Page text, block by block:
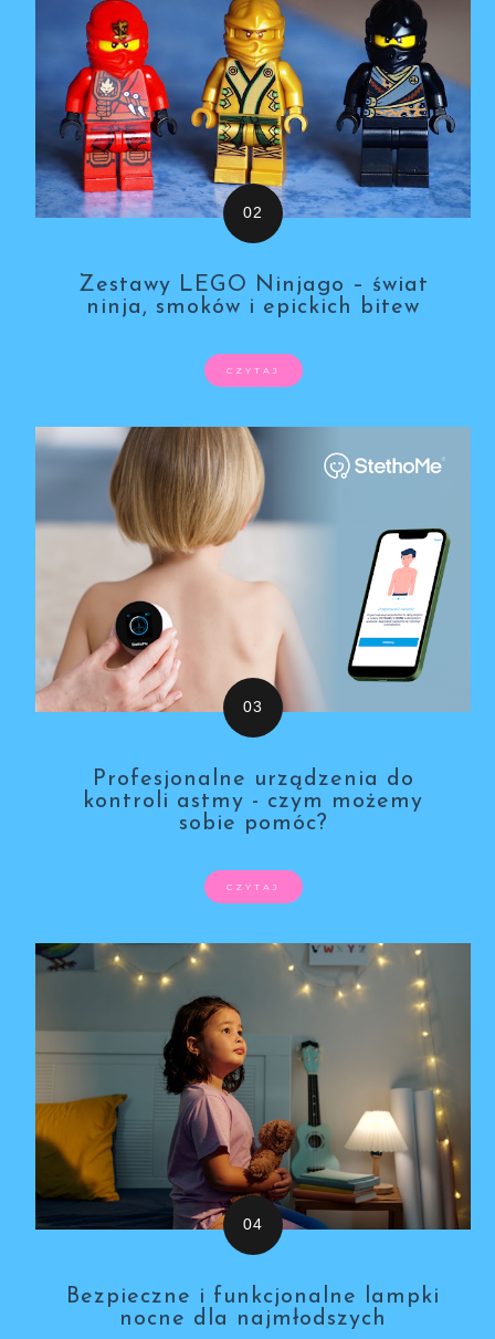
Zestawy LEGO Ninjago – świat
ninja, smoków i epickich bitew
CZYTAJ
Profesjonalne urządzenia do
kontroli astmy - czym możemy
sobie pomóc?
CZYTAJ
Bezpieczne i funkcjonalne lampki
nocne dla najmłodszych